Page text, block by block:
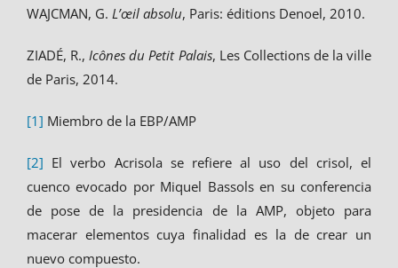
WAJCMAN, G. L’œil absolu, Paris: éditions Denoel, 2010.
ZIADÉ, R., Icônes du Petit Palais, Les Collections de la ville
de Paris, 2014.
[1] Miembro de la EBP/AMP
[2] El verbo Acrisola se refiere al uso del crisol, el
cuenco evocado por Miquel Bassols en su conferencia
de pose de la presidencia de la AMP, objeto para
macerar elementos cuya finalidad es la de crear un
nuevo compuesto.